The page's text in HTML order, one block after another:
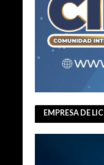
EMPRESA DE